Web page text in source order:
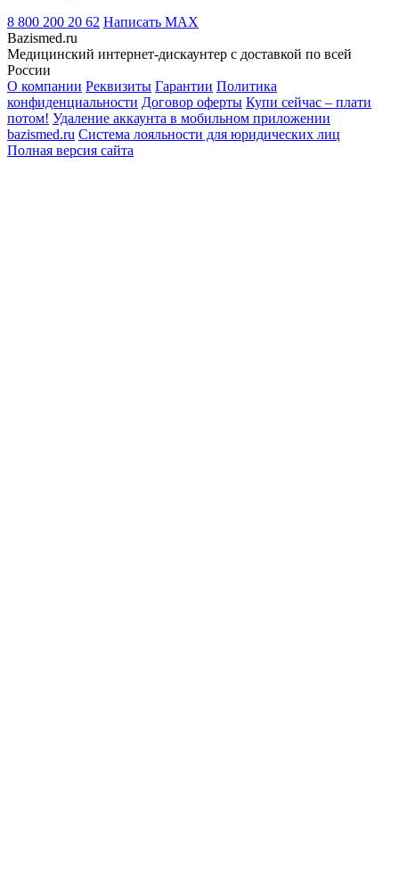
8 800 200 20 62 Написать MAX
Bazismed.ru
Медицинский интернет-дискаунтер с доставкой по всей
России
О компании Реквизиты Гарантии Политика
конфиденциальности Договор оферты Купи сейчас – плати
потом! Удаление аккаунта в мобильном приложении
bazismed.ru Система лояльности для юридических лиц
Полная версия сайта